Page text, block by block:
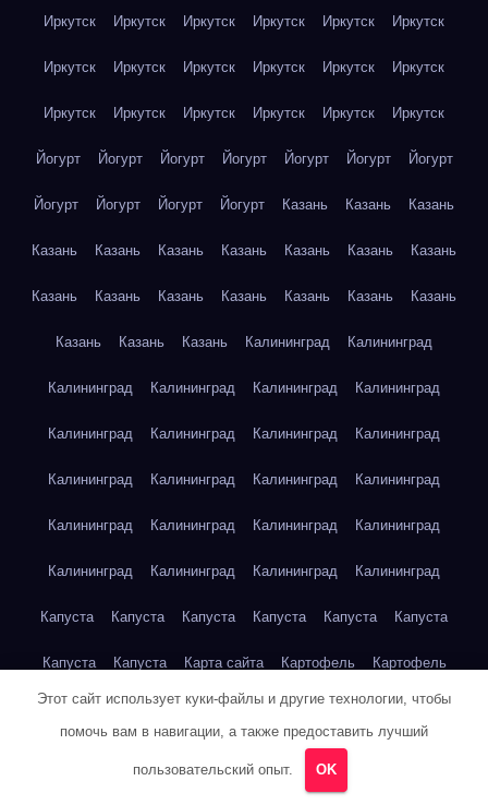
Иркутск Иркутск Иркутск Иркутск Иркутск Иркутск
Иркутск Иркутск Иркутск Иркутск Иркутск Иркутск
Иркутск Иркутск Иркутск Иркутск Иркутск Иркутск
Йогурт Йогурт Йогурт Йогурт Йогурт Йогурт Йогурт
Йогурт Йогурт Йогурт Йогурт Казань Казань Казань
Казань Казань Казань Казань Казань Казань Казань
Казань Казань Казань Казань Казань Казань Казань
Казань Казань Казань Калининград Калининград
Калининград Калининград Калининград Калининград
Калининград Калининград Калининград Калининград
Калининград Калининград Калининград Калининград
Калининград Калининград Калининград Калининград
Калининград Калининград Калининград Калининград
Капуста Капуста Капуста Капуста Капуста Капуста
Капуста Капуста Карта сайта Картофель Картофель
Картофель Картофель Картофель Картофель
Кейптаун
Этот сайт использует куки-файлы и другие технологии, чтобы
помочь вам в навигации, а также предоставить лучший
пользовательский опыт. OK